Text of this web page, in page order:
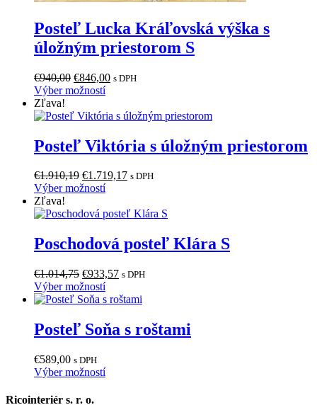
Posteľ Lucka Kráľovská výška s
úložným priestorom S
€940,00 Pôvodná
cena
€940,00.
€846,00Aktuálna
€846,00.
s DPH
Výber možnostíTento
má
variantov.
Možnosti
môžete
vybrať
stránke
Zľava!
Posteľ Viktória s úložným priestorom
€1.910,19 Pôvodná
cena
€1.910,19.
€1.719,17Aktuálna
€1.719,17.
s DPH
Výber možnostíTento
má
variantov.
Možnosti
môžete
vybrať
na
produktu.
Zľava!
Poschodová posteľ Klára S
€1.014,75 Pôvodná
cena
bola:
€933,57Aktuálna
je:
s DPH
Výber možnostíTento
produkt
viacero
variantov.
môžete
Posteľ Soňa s roštami
€589,00 s DPH
Výber možnostíTento
Ricointeriér s. r. o.